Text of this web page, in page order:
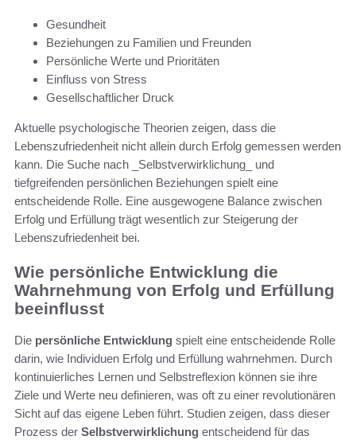
Gesundheit
Beziehungen zu Familien und Freunden
Persönliche Werte und Prioritäten
Einfluss von Stress
Gesellschaftlicher Druck
Aktuelle psychologische Theorien zeigen, dass die
Lebenszufriedenheit nicht allein durch Erfolg gemessen werden
kann. Die Suche nach _Selbstverwirklichung_ und
tiefgreifenden persönlichen Beziehungen spielt eine
entscheidende Rolle. Eine ausgewogene Balance zwischen
Erfolg und Erfüllung trägt wesentlich zur Steigerung der
Lebenszufriedenheit bei.
Wie persönliche Entwicklung die
Wahrnehmung von Erfolg und Erfüllung
beeinflusst
Die persönliche Entwicklung spielt eine entscheidende Rolle
darin, wie Individuen Erfolg und Erfüllung wahrnehmen. Durch
kontinuierliches Lernen und Selbstreflexion können sie ihre
Ziele und Werte neu definieren, was oft zu einer revolutionären
Sicht auf das eigene Leben führt. Studien zeigen, dass dieser
Prozess der Selbstverwirklichung entscheidend für das